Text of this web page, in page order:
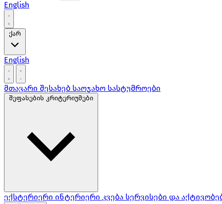
English
ქარ
English
მთავარი შესახებ საოჯახო სასტუმროები
შეფასების კრიტერიუმები
ექსტერიერი ინტერიერი კვება სერვისები და